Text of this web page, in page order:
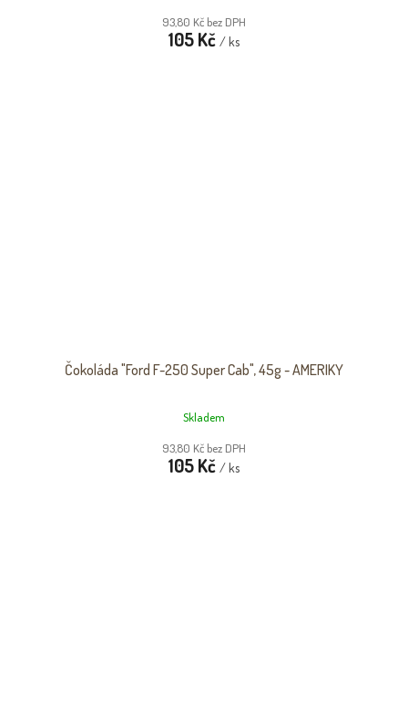
93,80 Kč bez DPH
105 Kč / ks
Čokoláda "Ford F-250 Super Cab", 45g - AMERIKY
Skladem
93,80 Kč bez DPH
105 Kč / ks